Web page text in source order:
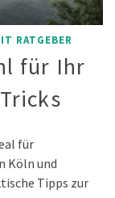
RATGEBER
für Ihr
für
Köln und
Tipps zur